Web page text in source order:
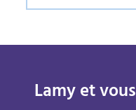
Lamy et vous